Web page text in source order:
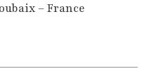
– France